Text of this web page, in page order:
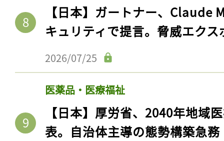
【日本】ガートナー、Claude
キュリティで提言。脅威エク
2026/07/25
医薬品・医療福祉
【日本】厚労省、2040年地域
表。自治体主導の態勢構築急務